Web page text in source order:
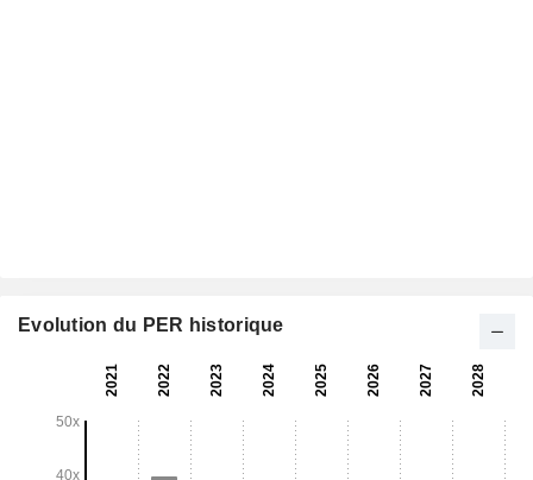
Evolution du PER historique